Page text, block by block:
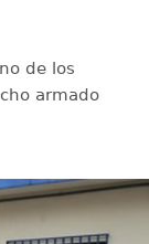
de los
armado